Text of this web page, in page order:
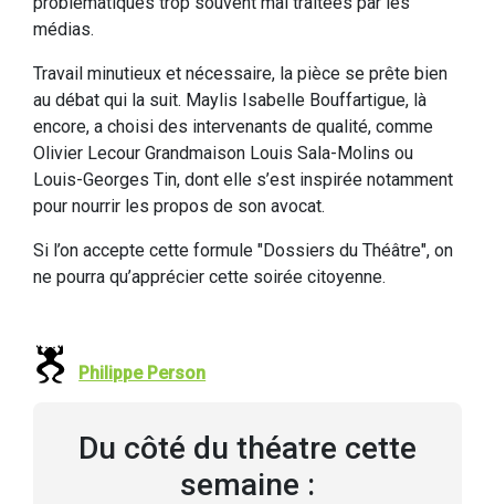
médias.
Travail minutieux et nécessaire, la pièce se prête bien
au débat qui la suit. Maylis Isabelle Bouffartigue, là
encore, a choisi des intervenants de qualité, comme
Olivier Lecour Grandmaison Louis Sala-Molins ou
Louis-Georges Tin, dont elle s’est inspirée notamment
pour nourrir les propos de son avocat.
Si l’on accepte cette formule "Dossiers du Théâtre", on
ne pourra qu’apprécier cette soirée citoyenne.
Philippe Person
Du côté du théatre cette
semaine :